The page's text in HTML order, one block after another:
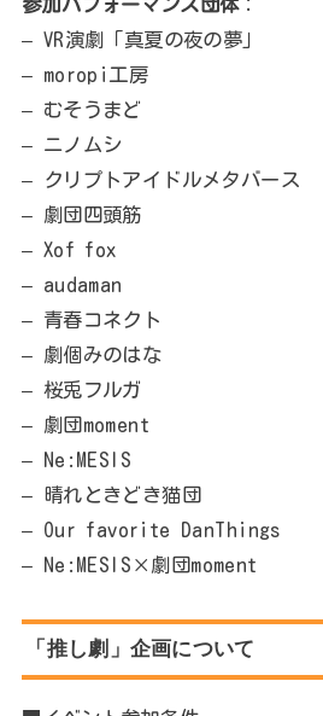
– VR演劇「真夏の夜の夢」
– moropi工房
– むそうまど
– ニノムシ
– クリプトアイドルメタバース
– 劇団四頭筋
– Xof fox
– audaman
– 青春コネクト
– 劇個みのはな
– 桜兎フルガ
– 劇団moment
– Ne:MESIS
– 晴れときどき猫団
– Our favorite DanThings
– Ne:MESIS×劇団moment
「推し劇」企画について